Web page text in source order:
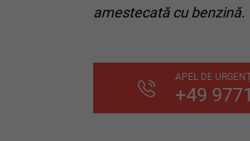
amestecată cu benzină.
APEL DE
+49